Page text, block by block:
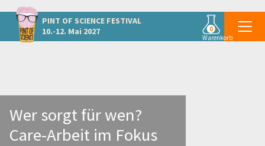
PINT OF SCIENCE FESTIVAL
10.-12. Mai 2027
0
Warenkorb
Weitere Veranstaltungen in Wien
Wer sorgt für wen?
Care-Arbeit im Fokus